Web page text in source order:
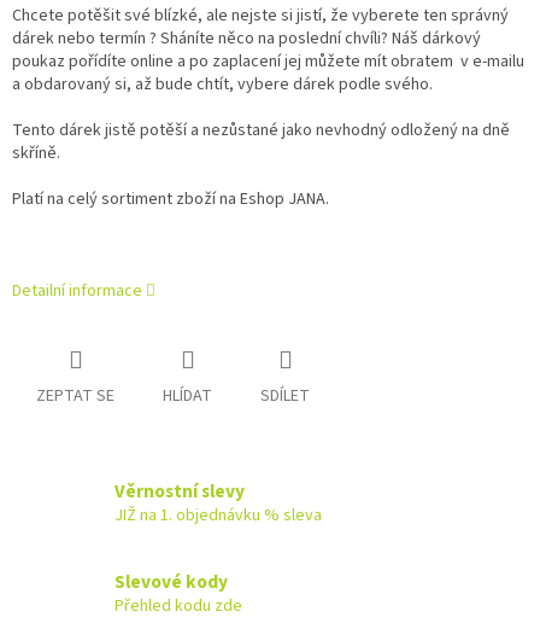
Chcete potěšit své blízké, ale nejste si jistí, že vyberete ten správný
dárek nebo termín ? Sháníte něco na poslední chvíli? Náš dárkový
poukaz pořídíte online a po zaplacení jej můžete mít obratem v e‑mailu
a obdarovaný si, až bude chtít, vybere dárek podle svého.
Tento dárek jistě potěší a nezůstané jako nevhodný odložený na dně
skříně.
Platí na celý sortiment zboží na Eshop JANA.
Detailní informace
ZEPTAT SE HLÍDAT SDÍLET
Věrnostní slevy
JIŽ na 1. objednávku % sleva
Slevové kody
Přehled kodu zde